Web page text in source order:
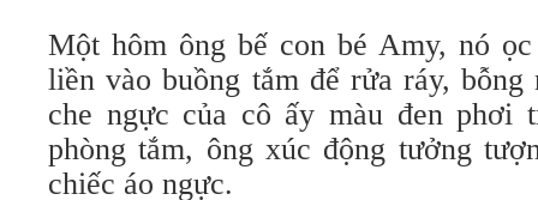
Một hôm ông bế con bé Amy, nó
liền vào buồng tắm để rửa ráy,
che ngực của cô ấy màu đen phơi
phòng tắm, ông xúc động tưởng
chiếc áo ngực.